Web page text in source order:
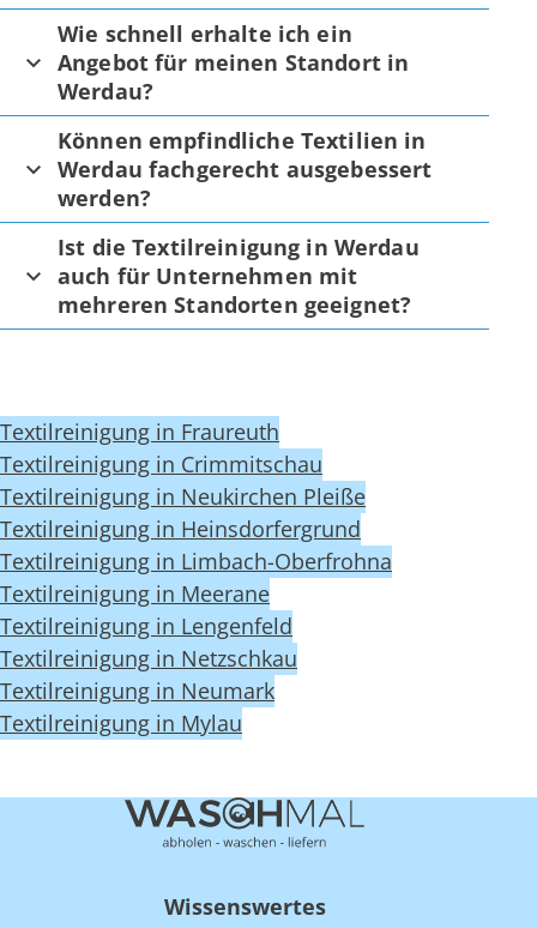
Wie schnell erhalte ich ein
Angebot für meinen Standort in
Werdau?
Können empfindliche Textilien in
Werdau fachgerecht ausgebessert
werden?
Ist die Textilreinigung in Werdau
auch für Unternehmen mit
mehreren Standorten geeignet?
Textilreinigung in Fraureuth
Textilreinigung in Crimmitschau
Textilreinigung in Neukirchen Pleiße
Textilreinigung in Heinsdorfergrund
Textilreinigung in Limbach-Oberfrohna
Textilreinigung in Meerane
Textilreinigung in Lengenfeld
Textilreinigung in Netzschkau
Textilreinigung in Neumark
Textilreinigung in Mylau
Wissenswertes